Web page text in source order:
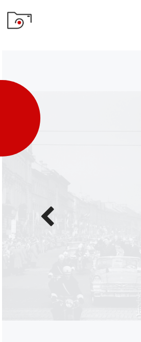
Poprzednie
zdjęcie